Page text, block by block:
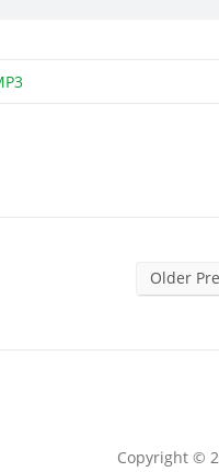
Older
Copyright ©